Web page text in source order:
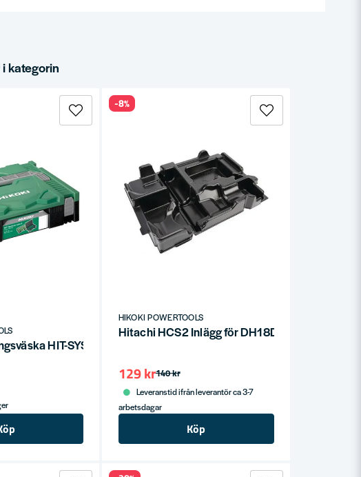
kategorin
HIT-SYSTEM HSC-1 (295x395x105mm)
HIKOKI POWERTOOLS
Hitachi HCS2 Inlägg för DH18DSL
140 kr
129 kr
Leveranstid ifrån leverantör ca 3-7
arbetsdagar
Köp
-8%